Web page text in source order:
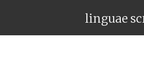
linguae